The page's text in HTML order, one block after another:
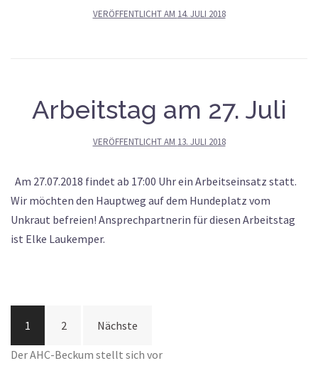
VERÖFFENTLICHT AM 14. JULI 2018
Arbeitstag am 27. Juli
VERÖFFENTLICHT AM 13. JULI 2018
Am 27.07.2018 findet ab 17:00 Uhr ein Arbeitseinsatz statt.
Wir möchten den Hauptweg auf dem Hundeplatz vom
Unkraut befreien! Ansprechpartnerin für diesen Arbeitstag
ist Elke Laukemper.
1 2 Nächste
Der AHC-Beckum stellt sich vor